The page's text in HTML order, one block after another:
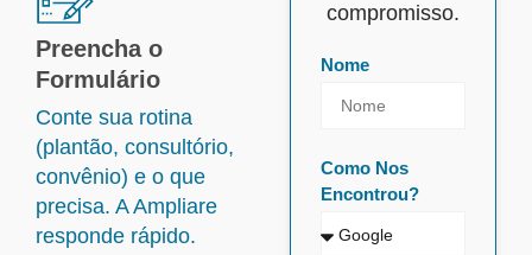
Preencha o
Formulário
Conte sua rotina
(plantão, consultório,
convênio) e o que
precisa. A Ampliare
responde rápido.
compromisso.
Nome
Como Nos
Encontrou?